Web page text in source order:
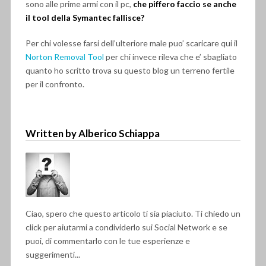
sono alle prime armi con il pc, che piffero faccio se anche
il tool della Symantec fallisce?
Per chi volesse farsi dell’ulteriore male puo’ scaricare qui il
Norton Removal Tool per chi invece rileva che e’ sbagliato
quanto ho scritto trova su questo blog un terreno fertile
per il confronto.
Written by Alberico Schiappa
Ciao, spero che questo articolo ti sia piaciuto. Ti chiedo un
click per aiutarmi a condividerlo sui Social Network e se
puoi, di commentarlo con le tue esperienze e
suggerimenti...